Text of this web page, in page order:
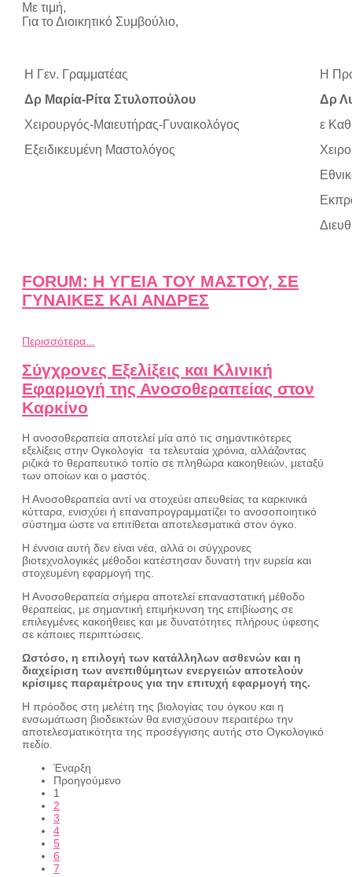
Με τιμή,
Για το Διοικητικό Συμβούλιο,
Η Γεν. Γραμματέας
Δρ Μαρία-Ρίτα Στυλοπούλου
Χειρουργός-Μαιευτήρας-Γυναικολόγος
Εξειδικευμένη Μαστολόγος
Η
Δρ
ε
FORUM: Η ΥΓΕΙΑ ΤΟΥ ΜΑΣΤΟΥ, ΣΕ
ΓΥΝΑΙΚΕΣ ΚΑΙ ΑΝΔΡΕΣ
Περισσότερα...
Σύγχρονες Εξελίξεις και Κλινική
Εφαρμογή της Ανοσοθεραπείας στον
Καρκίνο
Η ανοσοθεραπεία αποτελεί μία από τις σημαντικότερες
εξελίξεις στην Oγκολογία τα τελευταία χρόνια, αλλάζοντας
ριζικά το θεραπευτικό τοπίο σε πληθώρα κακοηθειών, μεταξύ
των οποίων και ο μαστός.
Η Ανοσοθεραπεία αντί να στοχεύει απευθείας τα καρκινικά
κύτταρα, ενισχύει ή επαναπρογραμματίζει το ανοσοποιητικό
σύστημα ώστε να επιτίθεται αποτελεσματικά στον όγκο.
Η έννοια αυτή δεν είναι νέα, αλλά οι σύγχρονες
βιοτεχνολογικές μέθοδοι κατέστησαν δυνατή την ευρεία και
στοχευμένη εφαρμογή της.
Η Ανοσοθεραπεία σήμερα αποτελεί επαναστατική μέθοδο
θεραπείας, με σημαντική επιμήκυνση της επιβίωσης σε
επιλεγμένες κακοήθειες και με δυνατότητες πλήρους ύφεσης
σε κάποιες περιπτώσεις.
Ωστόσο, η επιλογή των κατάλληλων ασθενών και η
διαχείριση των ανεπιθύμητων ενεργειών αποτελούν
κρίσιμες παραμέτρους για την επιτυχή εφαρμογή της.
Η πρόοδος στη μελέτη της βιολογίας του όγκου και η
ενσωμάτωση βιοδεικτών θα ενισχύσουν περαιτέρω την
αποτελεσματικότητα της προσέγγισης αυτής στο Ογκολογικό
πεδίο.
Έναρξη
Προηγούμενο
1
2
3
4
5
6
7